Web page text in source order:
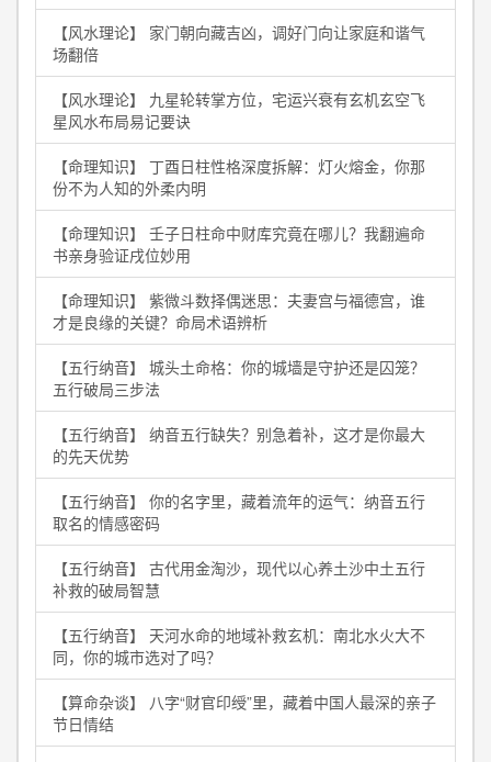
【风水理论】 家门朝向藏吉凶，调好门向让家庭和谐气
场翻倍
【风水理论】 九星轮转掌方位，宅运兴衰有玄机玄空飞
星风水布局易记要诀
【命理知识】 丁酉日柱性格深度拆解：灯火熔金，你那
份不为人知的外柔内明
【命理知识】 壬子日柱命中财库究竟在哪儿？我翻遍命
书亲身验证戌位妙用
【命理知识】 紫微斗数择偶迷思：夫妻宫与福德宫，谁
才是良缘的关键？命局术语辨析
【五行纳音】 城头土命格：你的城墙是守护还是囚笼？
五行破局三步法
【五行纳音】 纳音五行缺失？别急着补，这才是你最大
的先天优势
【五行纳音】 你的名字里，藏着流年的运气：纳音五行
取名的情感密码
【五行纳音】 古代用金淘沙，现代以心养土沙中土五行
补救的破局智慧
【五行纳音】 天河水命的地域补救玄机：南北水火大不
同，你的城市选对了吗？
【算命杂谈】 八字“财官印绶”里，藏着中国人最深的亲子
节日情结